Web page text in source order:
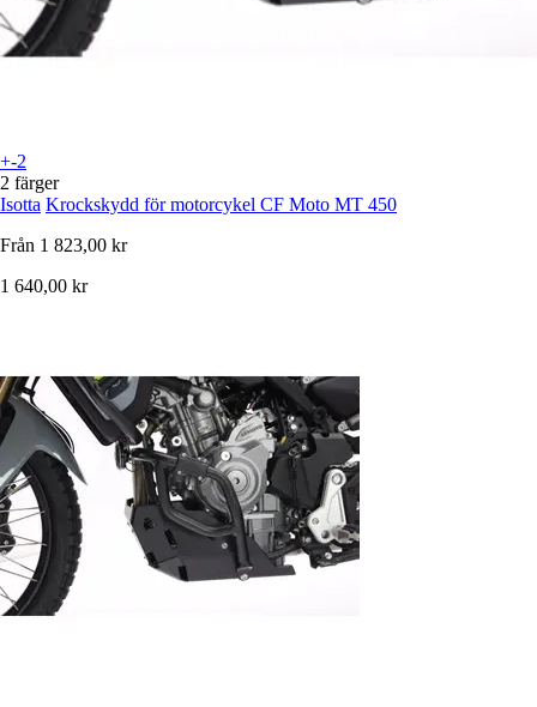
+-2
2 färger
Isotta Krockskydd för motorcykel CF Moto MT 450
Från 1 823,00 kr
1 640,00 kr